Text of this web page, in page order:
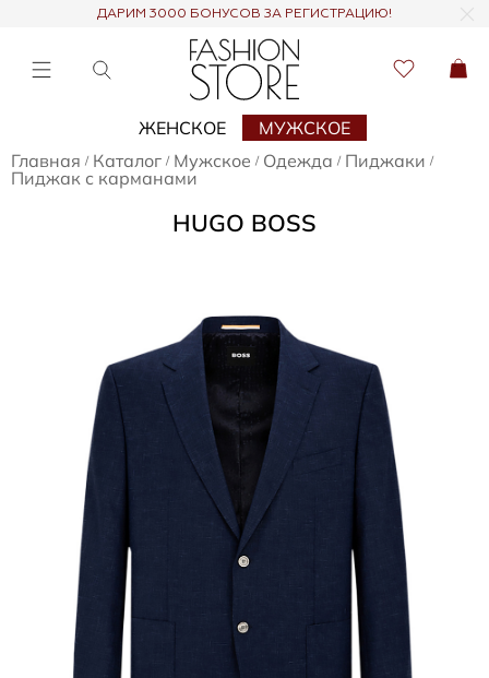
ДАРИМ 3000 БОНУСОВ ЗА РЕГИСТРАЦИЮ!
ЖЕНСКОЕ
МУЖСКОЕ
Главная / Каталог / Мужское / Одежда / Пиджаки /
Пиджак с карманами
HUGO BOSS